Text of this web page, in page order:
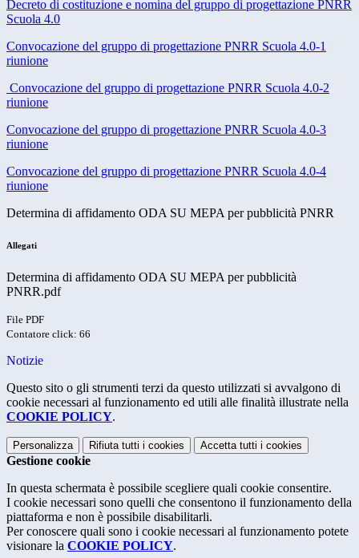
Decreto di costituzione e nomina del gruppo di progettazione PNRR
Scuola 4.0
Convocazione del gruppo di progettazione PNRR Scuola 4.0-1
riunione
Convocazione del gruppo di progettazione PNRR Scuola 4.0-2
riunione
Convocazione del gruppo di progettazione PNRR Scuola 4.0-3
riunione
Convocazione del gruppo di progettazione PNRR Scuola 4.0-4
riunione
Determina di affidamento ODA SU MEPA per pubblicità PNRR
Allegati
Determina di affidamento ODA SU MEPA per pubblicità
PNRR.pdf
File PDF
Contatore click: 66
Notizie
Questo sito o gli strumenti terzi da questo utilizzati si avvalgono di
cookie necessari al funzionamento ed utili alle finalità illustrate nella
COOKIE POLICY.
Personalizza Rifiuta tutti i cookies Accetta tutti i cookies
Gestione cookie
In questa schermata è possibile scegliere quali cookie consentire.
I cookie necessari sono quelli che consentono il funzionamento della
piattaforma e non è possibile disabilitarli.
Per conoscere quali sono i cookie necessari al funzionamento potete
visionare la COOKIE POLICY.